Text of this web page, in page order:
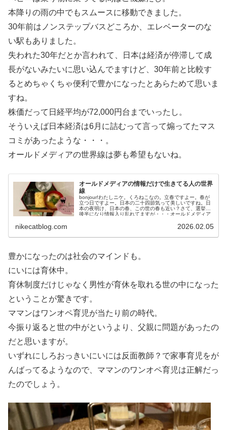
本降りの雨の中でもスムースに移動できました。
30年前はノンステップバスどころか、エレベーターのな
い駅もありました。
失われた30年だとか言われて、日本は経済が停滞して成
長がないみたいに思い込んでますけど、30年前と比較す
るとめちゃくちゃ便利で豊かになったとあらためて思いま
すね。
株価だって日経平均が72,000円台までいったし。
そういえば日本経済は6月に詰むって言って煽ってたマス
コミがあったような・・・。
オールドメディアの世界線は夢も希望もないね。
オールドメディアの情報だけで生きてる人の世界
線
bonjour!わたしニケ。くろねこなの。立春ですよー。春が
立つ日ですよー。日本の二十四節気って美しいですね。日
本の夜明け、日本の春、この世の春も近い？さて、選挙戦
後半になり情報入り乱れてますが・・・オールドメディア
nikecatblog.com 2026.02.05
豊かになったのは社会のマインドも。
にいには育休中。
育休制度だけじゃなく男性が育休を取れる世の中になった
ということが驚きです。
ママンはワンオペ育児が当たり前の時代。
今振り返ると世の中がというより、父親に問題があったの
だと思いますが。
いずれにしろおっきいにいには反面教師？で家事育児をが
んばってるようなので、ママンのワンオペ育児は正解だっ
たのでしょう。